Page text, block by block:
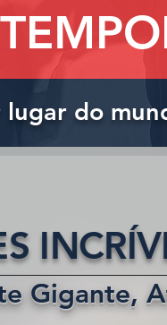
lugar do
Gigante,